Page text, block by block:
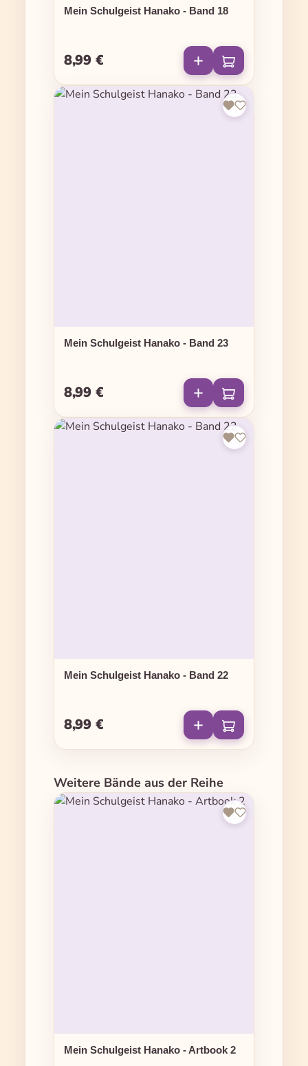
Mein Schulgeist Hanako - Band 18
Regulärer Preis:
8,99 €
Mein Schulgeist Hanako - Band 23
Regulärer Preis:
8,99 €
Mein Schulgeist Hanako - Band 22
Regulärer Preis:
8,99 €
Produktgalerie überspringen
Weitere Bände aus der Reihe
Mein Schulgeist Hanako - Artbook 2